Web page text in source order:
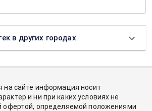
в других городах
на сайте информация носит
и ни при каких условиях не
офертой, определяемой положениями